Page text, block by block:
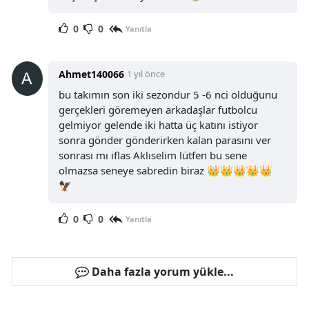
0 0 Yanıtla
Ahmet140066 1 yıl önce
bu takımın son iki sezondur 5 -6 nci olduğunu
gerçekleri göremeyen arkadaşlar futbolcu
gelmiyor gelende iki hatta üç katını istiyor
sonra gönder gönderirken kalan parasını ver
sonrası mı iflas Aklıselim lütfen bu sene
olmazsa seneye sabredin biraz 👑👑👑👑👑
🦅
0 0 Yanıtla
Daha fazla yorum yükle...